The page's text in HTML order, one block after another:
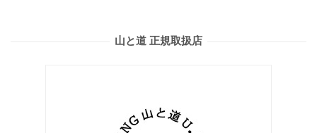
山と道 正規取扱店